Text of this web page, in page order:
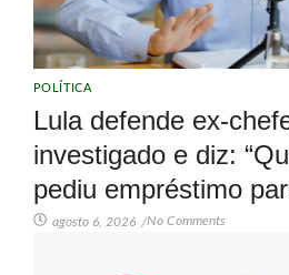
POLÍTICA
Lula defende ex-
investigado e diz:
pediu empréstimo
agosto 6, 2026 /No Comments